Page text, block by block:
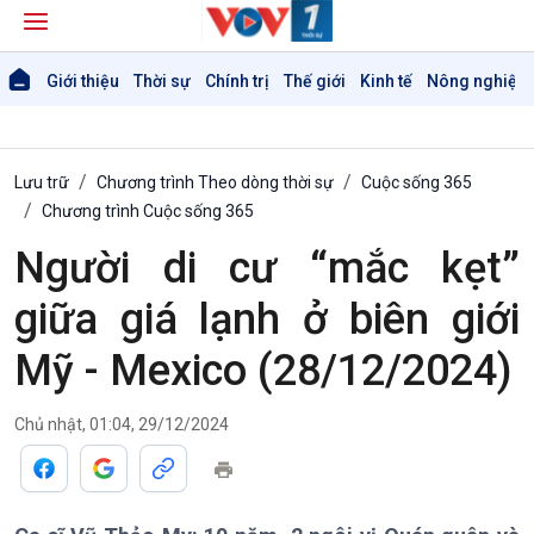
Giới thiệu Thời sự Chính trị Thế giới Kinh tế Nông nghiệp
Giới thiệu
Thời sự
Thời sự 6h
Thời sự 12h
Thời sự 18h
Thời sự 21h30
Lưu trữ Chương trình Theo dòng thời sự
Cuộc sống 365
Chương trình Cuộc sống 365
Người di cư “mắc kẹt”
giữa giá lạnh ở biên giới
Mỹ - Mexico (28/12/2024)
Chủ nhật, 01:04, 29/12/2024